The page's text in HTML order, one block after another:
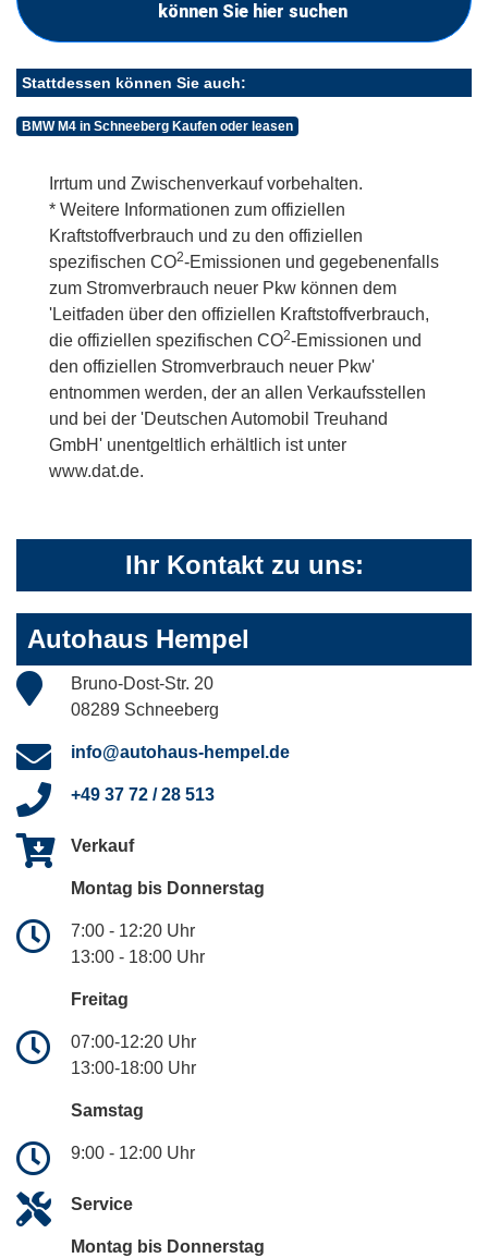
können Sie hier suchen
Stattdessen können Sie auch:
BMW M4 in Schneeberg Kaufen oder leasen
Irrtum und Zwischenverkauf vorbehalten.
* Weitere Informationen zum offiziellen
Kraftstoffverbrauch und zu den offiziellen
spezifischen CO2-Emissionen und gegebenenfalls
zum Stromverbrauch neuer Pkw können dem
'Leitfaden über den offiziellen Kraftstoffverbrauch,
die offiziellen spezifischen CO2-Emissionen und
den offiziellen Stromverbrauch neuer Pkw'
entnommen werden, der an allen Verkaufsstellen
und bei der 'Deutschen Automobil Treuhand
GmbH' unentgeltlich erhältlich ist unter
www.dat.de.
Ihr Kontakt zu uns:
Autohaus Hempel
Bruno-Dost-Str. 20
08289 Schneeberg
info@autohaus-hempel.de
+49 37 72 / 28 513
Verkauf
Montag bis Donnerstag
7:00 - 12:20 Uhr
13:00 - 18:00 Uhr
Freitag
07:00-12:20 Uhr
13:00-18:00 Uhr
Samstag
9:00 - 12:00 Uhr
Service
Montag bis Donnerstag